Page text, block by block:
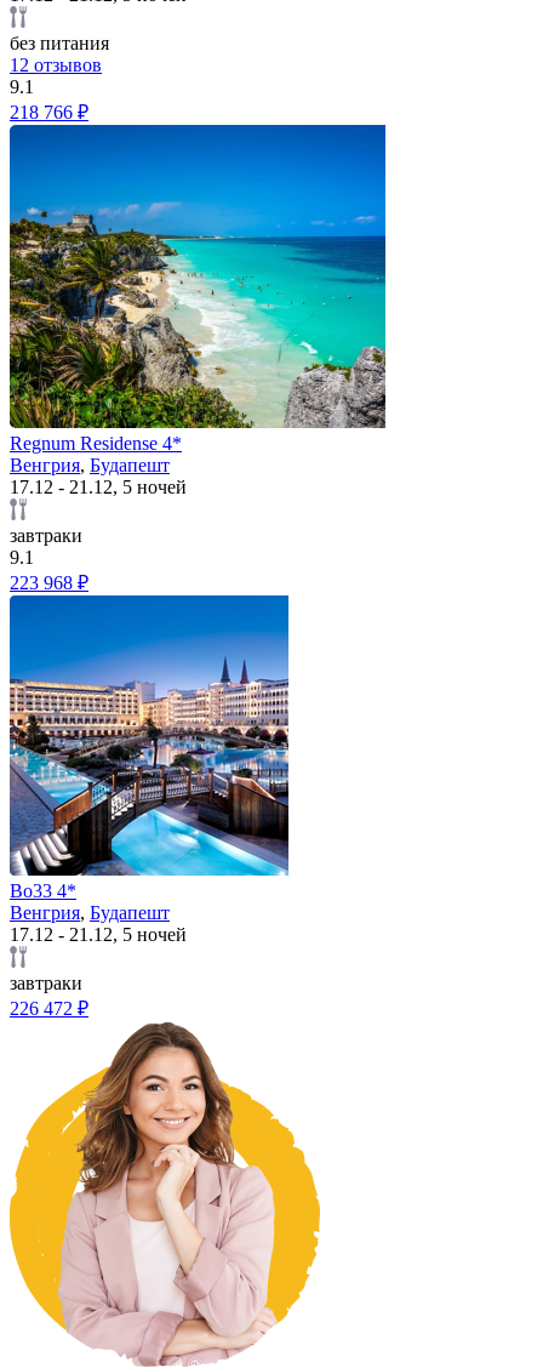
без питания
12 отзывов
9.1
218 766 ₽
Regnum Residense 4*
Венгрия, Будапешт
17.12 - 21.12, 5 ночей
завтраки
9.1
223 968 ₽
Bo33 4*
Венгрия, Будапешт
17.12 - 21.12, 5 ночей
завтраки
226 472 ₽